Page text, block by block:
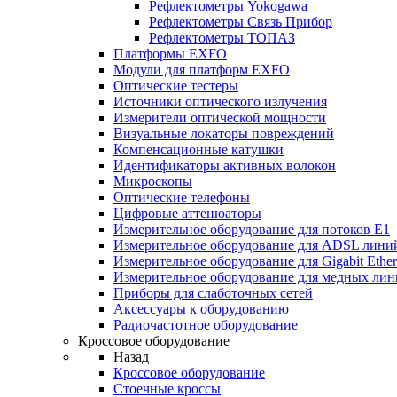
Рефлектометры Yokogawa
Рефлектометры Связь Прибор
Рефлектометры ТОПАЗ
Платформы EXFO
Модули для платформ EXFO
Оптические тестеры
Источники оптического излучения
Измерители оптической мощности
Визуальные локаторы повреждений
Компенсационные катушки
Идентификаторы активных волокон
Микроскопы
Оптические телефоны
Цифровые аттенюаторы
Измерительное оборудование для потоков Е1
Измерительное оборудование для ADSL
Измерительное оборудование для Gigabit
Измерительное оборудование для медных
Приборы для слаботочных сетей
Аксессуары к оборудованию
Радиочастотное оборудование
Кроссовое оборудование
Назад
Кроссовое оборудование
Стоечные кроссы